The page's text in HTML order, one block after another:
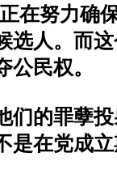
在努力确
选人。而
民权。
们的罪孽
是在党成